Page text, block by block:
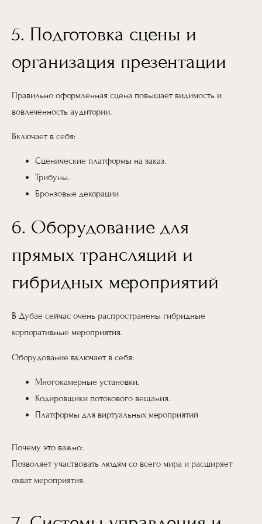
5. Подготовка сцены и
организация презентации
Правильно оформленная сцена повышает видимость и
вовлеченность аудитории.
Включает в себя:
Сценические платформы на заказ.
Трибуны.
Бронзовые декорации
6. Оборудование для
прямых трансляций и
гибридных мероприятий
В Дубае сейчас очень распространены гибридные
корпоративные мероприятия.
Оборудование включает в себя:
Многокамерные установки.
Кодировщики потокового вещания.
Платформы для виртуальных мероприятий
Почему это важно:
Позволяет участвовать людям со всего мира и расширяет
охват мероприятия.